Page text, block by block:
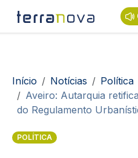
Passar para o conteúdo
Navegação
Início Notícias
Política
Aveiro: Autarquia
do Regulamento
POLÍTICA